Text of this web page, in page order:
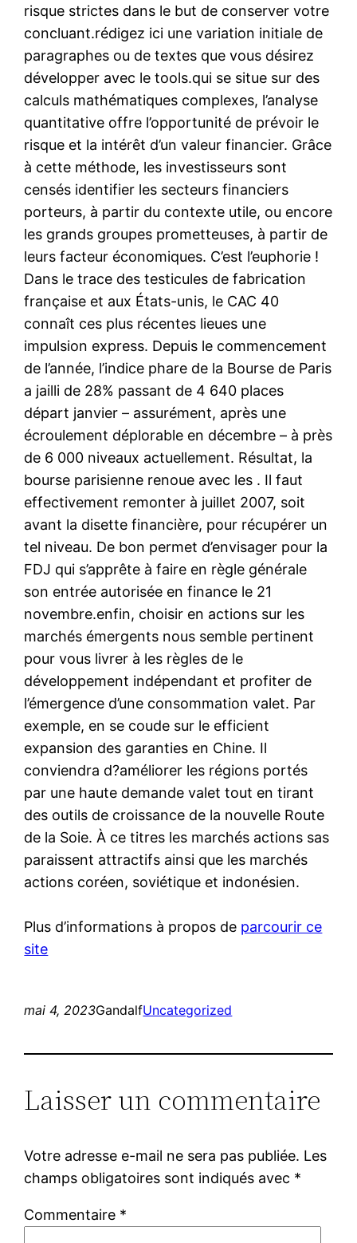
risque strictes dans le but de conserver votre
concluant.rédigez ici une variation initiale de
paragraphes ou de textes que vous désirez
développer avec le tools.qui se situe sur des
calculs mathématiques complexes, l’analyse
quantitative offre l’opportunité de prévoir le
risque et la intérêt d’un valeur financier. Grâce
à cette méthode, les investisseurs sont
censés identifier les secteurs financiers
porteurs, à partir du contexte utile, ou encore
les grands groupes prometteuses, à partir de
leurs facteur économiques. C’est l’euphorie !
Dans le trace des testicules de fabrication
française et aux États-unis, le CAC 40
connaît ces plus récentes lieues une
impulsion express. Depuis le commencement
de l’année, l’indice phare de la Bourse de Paris
a jailli de 28% passant de 4 640 places
départ janvier – assurément, après une
écroulement déplorable en décembre – à près
de 6 000 niveaux actuellement. Résultat, la
bourse parisienne renoue avec les . Il faut
effectivement remonter à juillet 2007, soit
avant la disette financière, pour récupérer un
tel niveau. De bon permet d’envisager pour la
FDJ qui s’apprête à faire en règle générale
son entrée autorisée en finance le 21
novembre.enfin, choisir en actions sur les
marchés émergents nous semble pertinent
pour vous livrer à les règles de le
développement indépendant et profiter de
l’émergence d’une consommation valet. Par
exemple, en se coude sur le efficient
expansion des garanties en Chine. Il
conviendra d?améliorer les régions portés
par une haute demande valet tout en tirant
des outils de croissance de la nouvelle Route
de la Soie. À ce titres les marchés actions sas
paraissent attractifs ainsi que les marchés
actions coréen, soviétique et indonésien.
Plus d’informations à propos de parcourir ce
site
mai 4, 2023GandalfUncategorized
Laisser un commentaire
Votre adresse e-mail ne sera pas publiée. Les
champs obligatoires sont indiqués avec *
Commentaire *